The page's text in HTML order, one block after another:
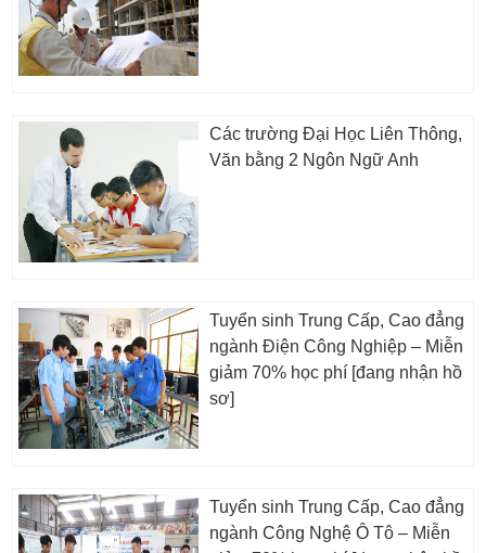
Các trường Đại Học Liên Thông,
Văn bằng 2 Ngôn Ngữ Anh
Tuyển sinh Trung Cấp, Cao đẳng
ngành Điện Công Nghiệp – Miễn
giảm 70% học phí [đang nhận hồ
sơ]
Tuyển sinh Trung Cấp, Cao đẳng
ngành Công Nghệ Ô Tô – Miễn